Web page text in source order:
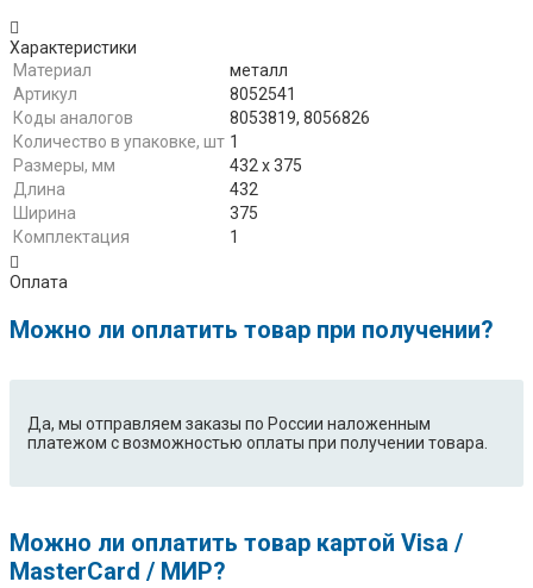
Характеристики
Материал
металл
Артикул
8052541
Коды аналогов
8053819, 8056826
Количество в упаковке, шт 1
Размеры, мм
432 х 375
Длина
432
Ширина
375
Комплектация
1
Оплата
Можно ли оплатить товар при получении?
Да, мы отправляем заказы по России наложенным
платежом с возможностью оплаты при получении товара.
Можно ли оплатить товар картой Visa /
MasterCard / МИР?